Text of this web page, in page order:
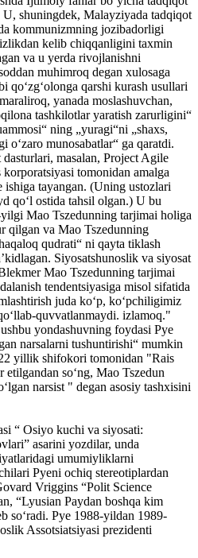
shuningdek, Malayziyada tadqiqot
kommunizmning jozibadorligi
kelib chiqqanligini taxmin
va u yerda rivojlanishni
muhimroq degan xulosaga
qoʻzgʻolonga qarshi kurash usullari
yanada moslashuvchan,
tashkilotlar yaratish zarurligini“
ning „yuragi“ni „shaxs,
oʻzaro munosabatlar“ ga qaratdi.
masalan, Project Agile
tomonidan amalga
ishiga tayangan. (Uning ustozlari
qoʻl ostida tahsil olgan.) U bu
Mao Tszedunning tarjimai holiga
qilgan va Mao Tszedunning
qudrati“ ni qayta tiklash
Siyosatshunoslik va siyosat
Mao Tszedunning tarjimai
tendentsiyasiga misol sifatida
juda koʻp, koʻpchiligimiz
quvvatlanmaydi. izlamoq."
yondashuvning foydasi Pye
narsalarni tushuntirishi“ mumkin
yillik shifokori tomonidan "Rais
soʻng, Mao Tszedun
narsist " degan asosiy tashxisini
“ Osiyo kuchi va siyosati:
asarini yozdilar, unda
umumiyliklarni
Pyeni ochiq stereotiplardan
Vriggins “Polit Science
“Lyusian Paydan boshqa kim
soʻradi. Pye 1988-yildan 1989-
Assotsiatsiyasi prezidenti